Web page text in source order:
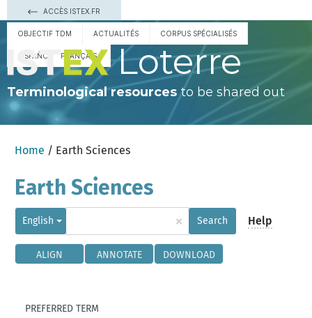
ACCÈS ISTEX.FR
OBJECTIF TDM ACTUALITÉS CORPUS SPÉCIALISÉS
ESPAÑOL FRANÇAIS Loterre
Terminological resourcesto be shared out
Home / Earth Sciences
Earth Sciences
English × Search Help
ALIGN ANNOTATE DOWNLOAD
PREFERRED TERM